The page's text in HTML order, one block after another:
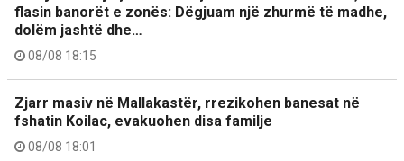
flasin banorët e zonës: Dëgjuam një zhurmë të madhe,
dolëm jashtë dhe…
08/08 18:15
Zjarr masiv në Mallakastër, rrezikohen banesat në
fshatin Koilac, evakuohen disa familje
08/08 18:01